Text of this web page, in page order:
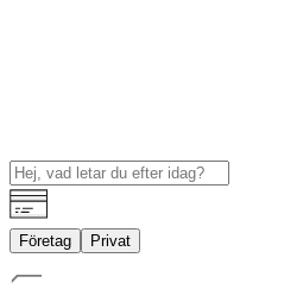
Företag Privat